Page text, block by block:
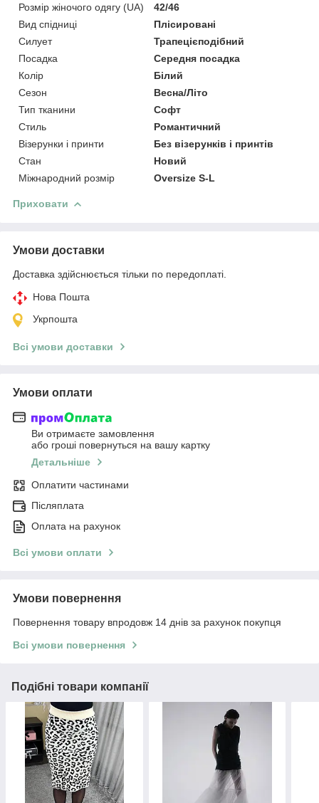
Розмір жіночого одягу (UA)
42/46
Вид спідниці
Плісировані
Силует
Трапецієподібний
Посадка
Середня посадка
Колір
Білий
Сезон
Весна/Літо
Тип тканини
Софт
Стиль
Романтичний
Візерунки і принти
Без візерунків і принтів
Стан
Новий
Міжнародний розмір
Oversize S-L
Приховати
Умови доставки
Доставка здійснюється тільки по передоплаті.
Нова Пошта
Укрпошта
Всі умови доставки
Умови оплати
Ви отримаєте замовлення
або гроші повернуться на вашу картку
Детальніше
Оплатити частинами
Післяплата
Оплата на рахунок
Всі умови оплати
Умови повернення
Повернення товару впродовж 14 днів за рахунок покупця
Всі умови повернення
Подібні товари компанії